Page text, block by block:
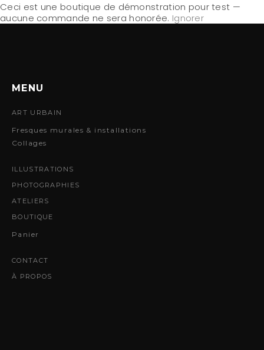
MENU
ART URBAIN
Fresques murales & installations
Collages
ILLUSTRATIONS
PHOTOGRAPHIES
ATELIERS
BOUTIQUE
Panier
CONTACT
À PROPOS
Ceci est une boutique de démonstration pour test —
aucune commande ne sera honorée. Ignorer